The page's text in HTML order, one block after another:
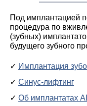
Под имплантацией
процедура по
(зубных)
будущего зубного
Имплантация
Синус-лифтинг
Об имплантатах